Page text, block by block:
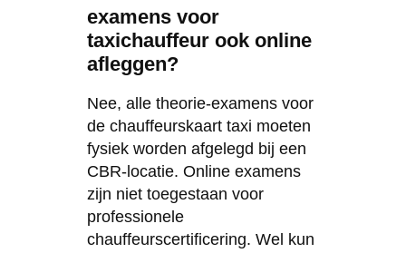
examens voor
taxichauffeur ook online
afleggen?
Nee, alle theorie-examens voor
de chauffeurskaart taxi moeten
fysiek worden afgelegd bij een
CBR-locatie. Online examens
zijn niet toegestaan voor
professionele
chauffeurscertificering. Wel kun